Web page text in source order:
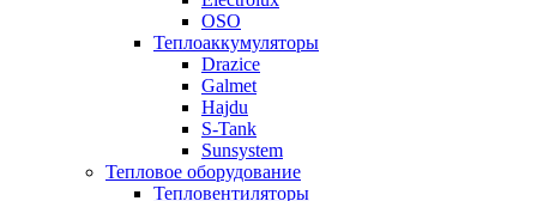
OSO
Теплоаккумуляторы
Drazice
Galmet
Hajdu
S-Tank
Sunsystem
Тепловое оборудование
Тепловентиляторы